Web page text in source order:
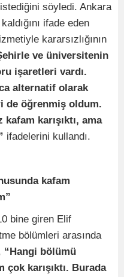
söyledi. Ankara
ifade eden
kararsızlığının
ve üniversitenin
işaretleri vardı.
alternatif olarak
de öğrenmiş oldum.
karışıktı, ama
ifadelerini kullandı.
kafam
bine giren Elif
bölümleri arasında
“Hangi bölümü
çok karışıktı. Burada